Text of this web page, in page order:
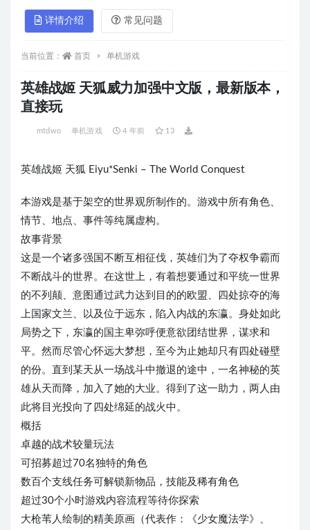
详情介绍 常见问题
当前位置： 首页 单机游戏
英雄战姬 天狐威力加强中文版，最新版本，
直接玩
mtdwo 单机游戏 4 年前 13
英雄战姬 天狐 Eiyu*Senki – The World Conquest
本游戏是基于架空的世界观所制作的。游戏中所有角色、
情节、地点、事件等纯属虚构。
故事背景
这是一个诸多强国不断互相征伐，英雄们为了夺权争霸而
不断战斗的世界。在这世上，有着想要通过和平统一世界
的不列颠、意图通过武力达到目的的欧盟、四处掠夺的海
上国家文兰、以及位于远东，陷入内战的东瀛。身处如此
局势之下，东瀛的国主卑弥呼便意欲团结世界，谋求和
平。然而尽管心怀远大梦想，至今为止她却只有四处碰壁
的份。直到某天从一场战斗中撤退的途中，一名神秘的英
雄从天而降，加入了她的大业。得到了这一助力，两人由
此将目光投向了四处绵延的战火中。
概括
卓越的战术较量玩法
可招募超过70名独特的角色
数百个支线任务可解锁新物品，技能及稀有角色
超过30个小时游戏内容流程等待你探索
大枪苇人绘制的精美原画（代表作：《少女魔法学》、